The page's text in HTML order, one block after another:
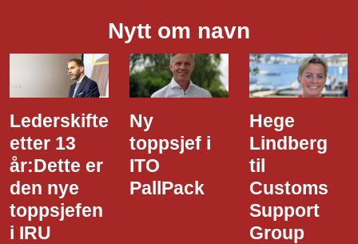
Nytt om navn
Lederskifte
etter 13
år:Dette er
den nye
toppsjefen
i IRU
Ny
toppsjef i
ITO
PallPack
Hege
Lindberg
til
Customs
Support
Group